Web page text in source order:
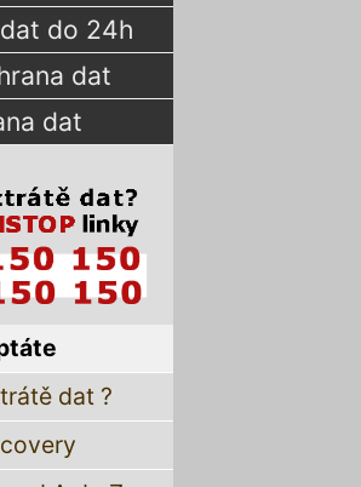
do 24h
dat
dat
dat ?